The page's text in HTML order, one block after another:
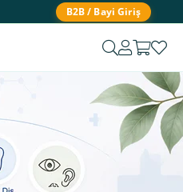
B2B / Bayi Giriş